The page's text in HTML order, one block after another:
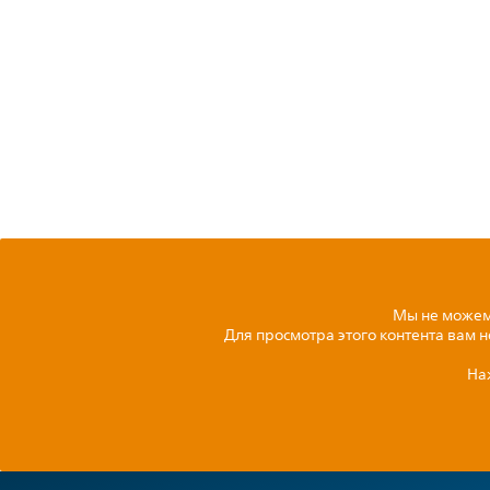
Мы не можем
Для просмотра этого контента вам